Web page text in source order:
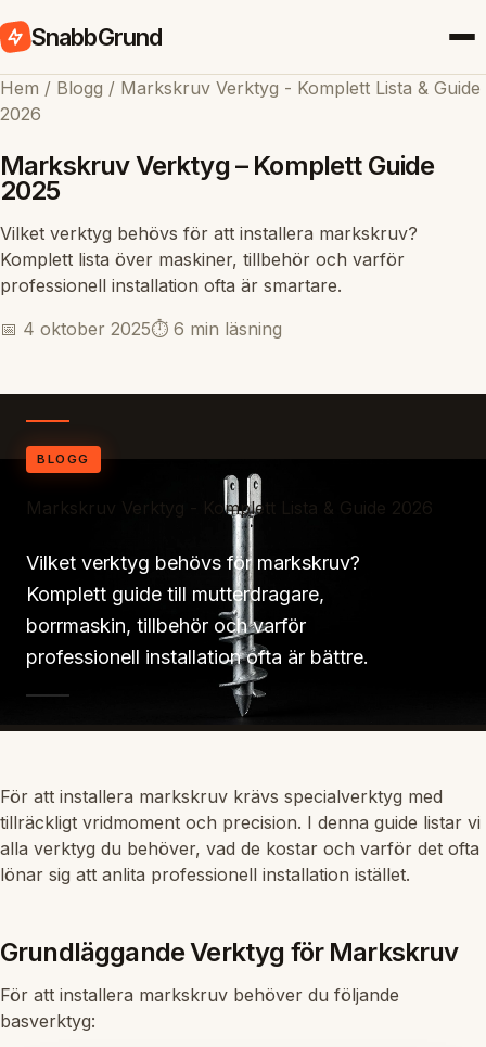
SnabbGrund
Hem / Blogg / Markskruv Verktyg - Komplett Lista & Guide
2026
Markskruv Verktyg – Komplett Guide
2025
Vilket verktyg behövs för att installera markskruv?
Komplett lista över maskiner, tillbehör och varför
professionell installation ofta är smartare.
📅 4 oktober 2025⏱️ 6 min läsning
BLOGG
Markskruv Verktyg - Komplett Lista & Guide 2026
Vilket verktyg behövs för markskruv?
Komplett guide till mutterdragare,
borrmaskin, tillbehör och varför
professionell installation ofta är bättre.
För att installera markskruv krävs specialverktyg med
tillräckligt vridmoment och precision. I denna guide listar vi
alla verktyg du behöver, vad de kostar och varför det ofta
lönar sig att anlita professionell installation istället.
Grundläggande Verktyg för Markskruv
För att installera markskruv behöver du följande
basverktyg: